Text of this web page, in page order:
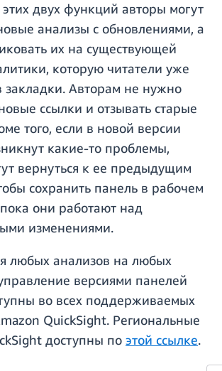
этих двух функций авторы могут
анализы с обновлениями, а
их на существующей
которую читатели уже
закладки. Авторам не нужно
ссылки и отзывать старые
того, если в новой версии
какие-то проблемы,
вернуться к ее предыдущим
сохранить панель в рабочем
они работают над
изменениями.
любых анализов на любых
версиями панелей
во всех поддерживаемых
QuickSight. Региональные
доступны по этой ссылке.